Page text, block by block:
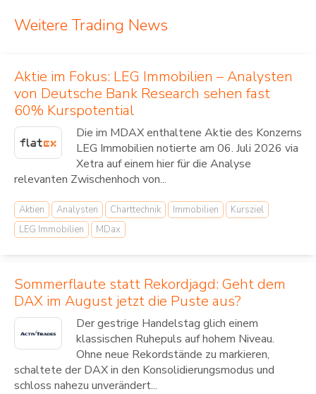
Weitere Trading News
Aktie im Fokus: LEG Immobilien – Analysten
von Deutsche Bank Research sehen fast
60% Kurspotential
Die im MDAX enthaltene Aktie des Konzerns
LEG Immobilien notierte am 06. Juli 2026 via
Xetra auf einem hier für die Analyse
relevanten Zwischenhoch von...
Aktien Analysten Charttechnik Immobilien
Kursziel
LEG Immobilien
MDax
Sommerflaute statt Rekordjagd: Geht dem
DAX im August jetzt die Puste aus?
Der gestrige Handelstag glich einem
klassischen Ruhepuls auf hohem Niveau.
Ohne neue Rekordstände zu markieren,
schaltete der DAX in den Konsolidierungsmodus und
schloss nahezu unverändert...